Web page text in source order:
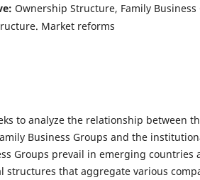
Ownership Structure, Family Business
Market reforms
to analyze the relationship between
Business Groups and the
Groups prevail in emerging countries
structures that aggregate various